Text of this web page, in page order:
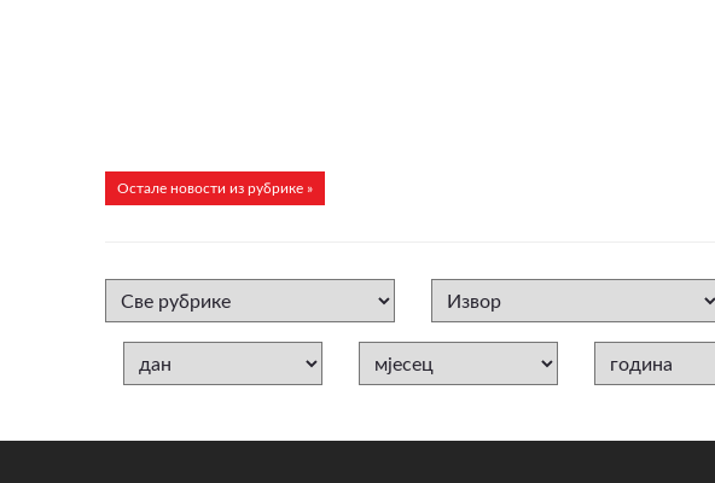
Остале новости из рубрике »